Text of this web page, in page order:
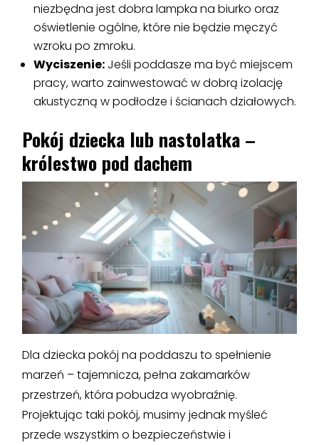
niezbędna jest dobra lampka na biurko oraz
oświetlenie ogólne, które nie będzie męczyć
wzroku po zmroku.
Wyciszenie: Jeśli poddasze ma być miejscem
pracy, warto zainwestować w dobrą izolację
akustyczną w podłodze i ścianach działowych.
Pokój dziecka lub nastolatka –
królestwo pod dachem
Dla dziecka pokój na poddaszu to spełnienie
marzeń – tajemnicza, pełna zakamarków
przestrzeń, która pobudza wyobraźnię.
Projektując taki pokój, musimy jednak myśleć
przede wszystkim o bezpieczeństwie i